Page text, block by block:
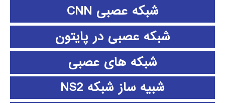
شبکه عصبی CNN
شبکه عصبی در پایتون
شبکه های عصبی
شبیه ساز شبکه NS2